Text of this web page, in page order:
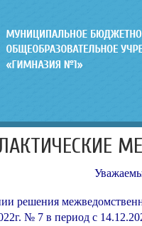
решения
№ 7 в период с